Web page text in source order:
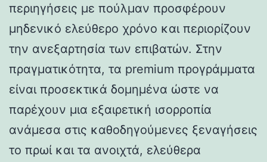
περιηγήσεις με πούλμαν προσφέρουν
μηδενικό ελεύθερο χρόνο και περιορίζουν
την ανεξαρτησία των επιβατών. Στην
πραγματικότητα, τα premium προγράμματα
είναι προσεκτικά δομημένα ώστε να
παρέχουν μια εξαιρετική ισορροπία
ανάμεσα στις καθοδηγούμενες ξεναγήσεις
το πρωί και τα ανοιχτά, ελεύθερα